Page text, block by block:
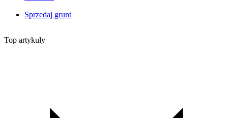
Sprzedaj grunt
Top artykuły